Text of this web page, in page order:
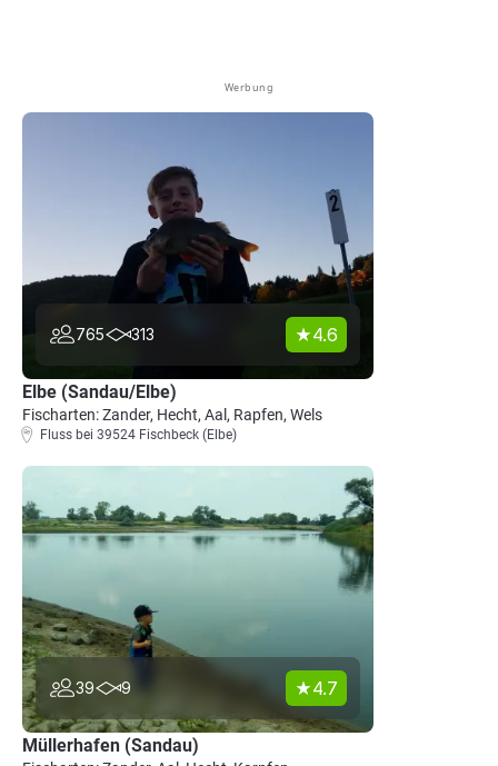
Werbung
765 313 4.6
Elbe (Sandau/Elbe)
Fischarten: Zander, Hecht, Aal, Rapfen, Wels
Fluss bei 39524 Fischbeck (Elbe)
39 9 4.7
Müllerhafen (Sandau)